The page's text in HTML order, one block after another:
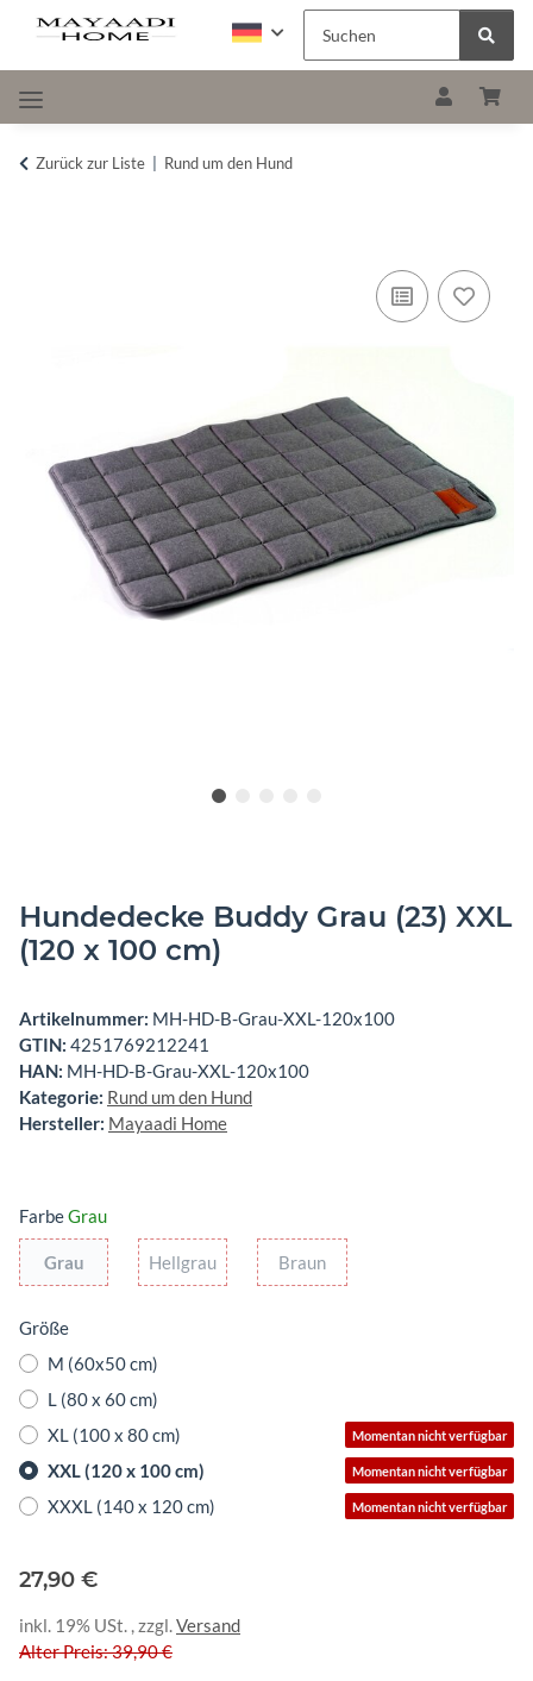
Zurück zur Liste Rund um den Hund
Hundedecke Buddy Grau (23) XXL
(120 x 100 cm)
Artikelnummer: MH-HD-B-Grau-XXL-120x100
GTIN: 4251769212241
HAN: MH-HD-B-Grau-XXL-120x100
Kategorie: Rund um den Hund
Hersteller: Mayaadi Home
FarbeGrau
GrauGrau HellgrauHellgrauBraunBraun
Größe
M (60x50 cm)
L (80 x 60 cm)
XL (100 x 80 cm)
Momentan nicht verfügbar
XXL (120 x 100 cm) Momentan nicht verfügbar
XXXL (140 x 120 cm) Momentan nicht verfügbar
27,90 €
inkl. 19% USt. , zzgl.Versand
Alter Preis: 39,90 €